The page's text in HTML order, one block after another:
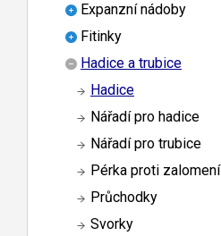
Expanzní nádoby
Fitinky
Hadice a trubice
Hadice
Nářadí pro hadice
Nářadí pro trubice
Pérka proti zalomení
Průchodky
Svorky